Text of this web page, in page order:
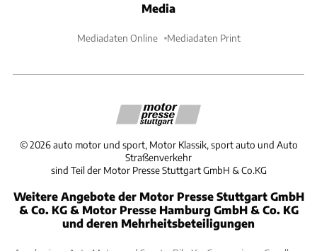
Media
Mediadaten Online Mediadaten Print
©2026 auto motor und sport, Motor Klassik, sport auto und Auto
Straßenverkehr
sind Teil der Motor Presse Stuttgart GmbH & Co.KG
Weitere Angebote der Motor Presse Stuttgart GmbH
& Co. KG & Motor Presse Hamburg GmbH & Co. KG
und deren Mehrheitsbeteiligungen